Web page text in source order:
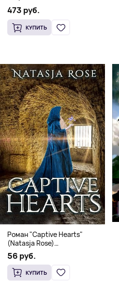
(Мягкий переплет,
Английский язык)
473 руб.
КУПИТЬ
Роман "Captive Hearts"
(Natasja Rose)
Романтическое фэнтези
56 руб.
КУПИТЬ